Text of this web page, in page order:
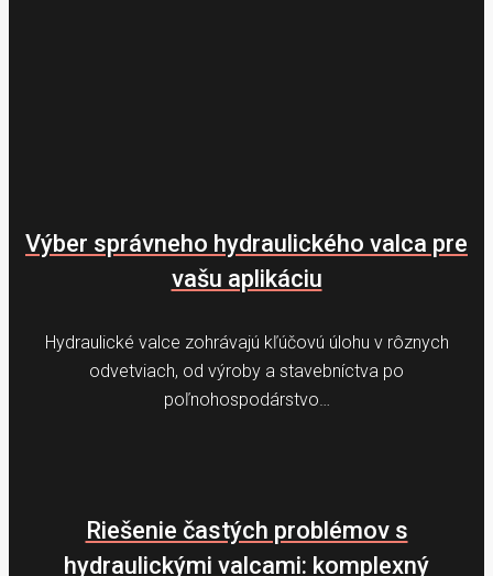
Výber správneho hydraulického valca pre
vašu aplikáciu
Hydraulické valce zohrávajú kľúčovú úlohu v rôznych
odvetviach, od výroby a stavebníctva po
poľnohospodárstvo…
Riešenie častých problémov s
hydraulickými valcami: komplexný